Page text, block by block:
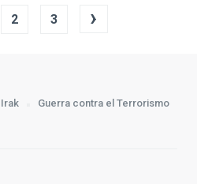
2 3 ›
Irak
Guerra contra el Terrorismo